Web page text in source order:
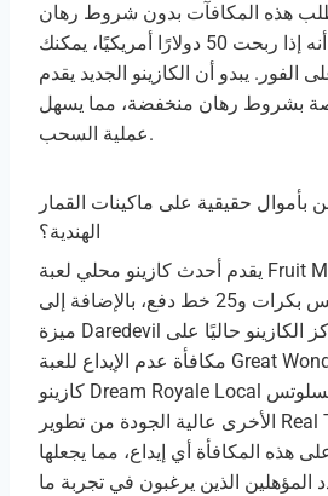
هذه المكافآت بدون شروط رهان
سلسلة، مما يعني أنه إذا ربحت 50 دولارًا أمريكيًا، يمكنك
الفور. يبدو أن الكازينو الجديد يقدم
بشروط رهان منخفضة، مما يسهل
عملية السحب.
حقيقية على ماكينات القمار
الهندية؟
يقدم أحدث كازينو محلي لعبة Fruit Madness Slots، وهي
لعبة نابضة بالحياة بخمس بكرات و25 خط دفع، بالإضافة إلى
ميزة Daredevil المثيرة. وبينما يركز الكازينو حاليًا على
مكافأة عدم الإيداع للعبة Great Wonderful Lion، يستضيف
كازينو Dream Royale Local العديد من ألعاب السلوتس
الأخرى عالية الجودة من تطوير Real Time Playing. لا
هذه المكافأة أي إيداع، مما يجعلها
المؤهلين الذين يرغبون في تجربة ما